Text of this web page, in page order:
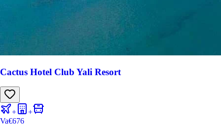
Cactus Hotel Club Yali Resort
+
+
Va€676